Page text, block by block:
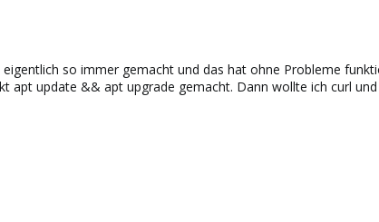
so immer gemacht und das hat ohne Probleme
apt update && apt upgrade gemacht. Dann wollte ich curl